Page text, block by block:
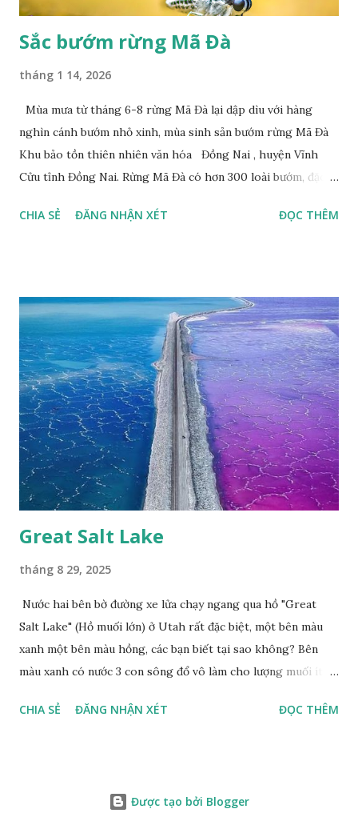
Sắc bướm rừng Mã Đà
tháng 1 14, 2026
Mùa mưa từ tháng 6-8 rừng Mã Đà lại dập dìu với hàng
nghìn cánh bướm nhỏ xinh, mùa sinh sản bướm rừng Mã Đà
Khu bảo tồn thiên nhiên văn hóa Đồng Nai , huyện Vĩnh
Cửu tỉnh Đồng Nai. Rừng Mã Đà có hơn 300 loài bướm, đặc
đuôi trắng (Lamproptera curius) đặc trưng là cái đuôi dài
Happy Việt Nam 2024 Vietnam.vn
CHIA SẺ ĐĂNG NHẬN XÉT ĐỌC THÊM
Great Salt Lake
tháng 8 29, 2025
Nước hai bên bờ đường xe lửa chạy ngang qua hồ "Great
Salt Lake" (Hồ muối lớn) ở Utah rất đặc biệt, một bên màu
xanh một bên màu hồng, các bạn biết tại sao không? Bên
màu xanh có nước 3 con sông đổ vô làm cho lượng muối ít,
biển, nhiều sinh vật thích muối sống ở đây, tạo nên màu
CHIA SẺ ĐĂNG NHẬN XÉT ĐỌC THÊM
Được tạo bởi Blogger